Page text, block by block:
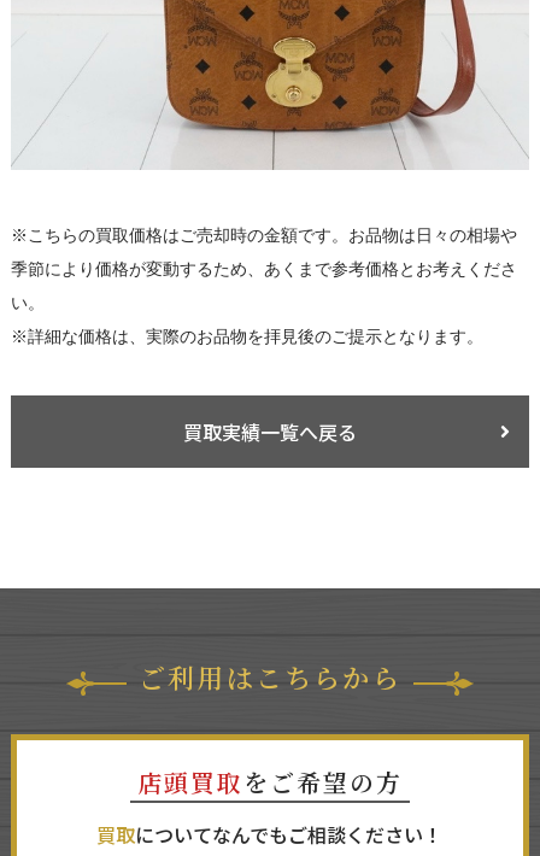
※こちらの買取価格はご売却時の金額です。お品物は日々の相場や
季節により価格が変動するため、あくまで参考価格とお考えくださ
い。
※詳細な価格は、実際のお品物を拝見後のご提示となります。
買取実績一覧へ戻る
ご利用はこちらから
店頭買取 をご希望の方
買取についてなんでもご相談ください！